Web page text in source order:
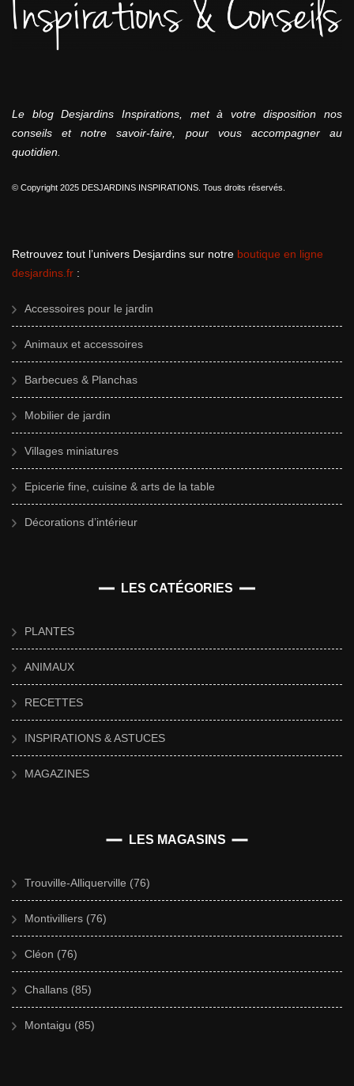
Le blog Desjardins Inspirations, met à votre disposition nos
conseils et notre savoir-faire, pour vous accompagner au
quotidien.
© Copyright 2025 DESJARDINS INSPIRATIONS. Tous droits réservés.
Retrouvez tout l’univers Desjardins sur notre boutique en ligne
desjardins.fr :
Accessoires pour le jardin
Animaux et accessoires
Barbecues & Planchas
Mobilier de jardin
Villages miniatures
Epicerie fine, cuisine & arts de la table
Décorations d’intérieur
LES CATÉGORIES
PLANTES
ANIMAUX
RECETTES
INSPIRATIONS & ASTUCES
MAGAZINES
LES MAGASINS
Trouville-Alliquerville (76)
Montivilliers (76)
Cléon (76)
Challans (85)
Montaigu (85)